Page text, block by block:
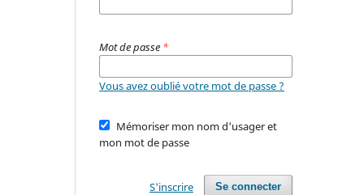
Mot de passe *
Vous avez oublié votre mot de passe ?
Mémoriser mon nom d'usager et
mon mot de passe
Se connecter
S'inscrire